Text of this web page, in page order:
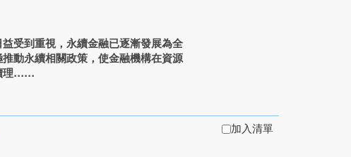
受到重視，永續金融已逐漸發展為全
動永續相關政策，使金融機構在資源
理...
加入清單